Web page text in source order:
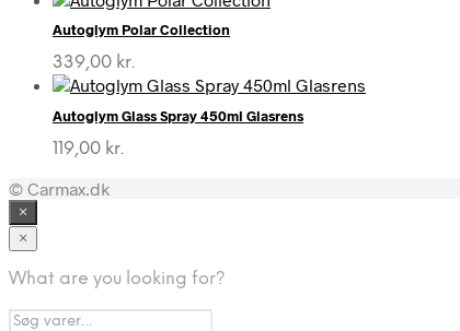
Autoglym Polar Collection
339,00 kr.
Autoglym Glass Spray 450ml Glasrens
119,00 kr.
© Carmax.dk
×
×
What are you looking for?